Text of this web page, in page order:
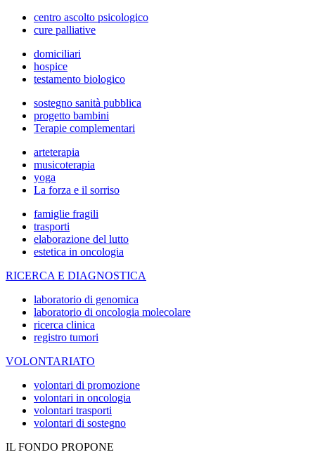
centro ascolto psicologico
cure palliative
domiciliari
hospice
testamento biologico
sostegno sanità pubblica
progetto bambini
Terapie complementari
arteterapia
musicoterapia
yoga
La forza e il sorriso
famiglie fragili
trasporti
elaborazione del lutto
estetica in oncologia
RICERCA E DIAGNOSTICA
laboratorio di genomica
laboratorio di oncologia molecolare
ricerca clinica
registro tumori
VOLONTARIATO
volontari di promozione
volontari in oncologia
volontari trasporti
volontari di sostegno
IL FONDO PROPONE